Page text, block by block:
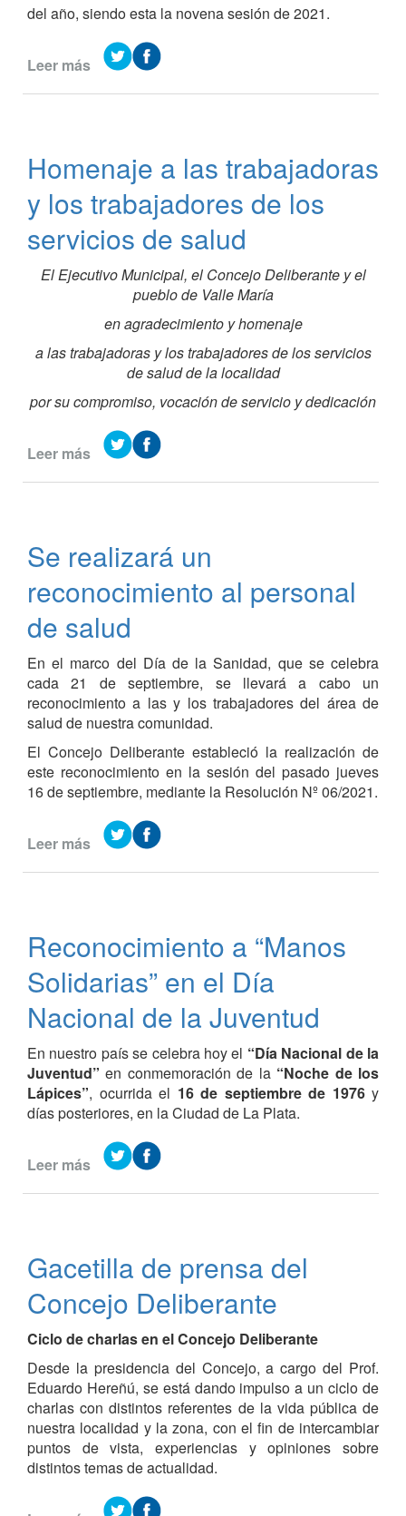
del año, siendo esta la novena sesión de 2021.
Leer más de
Concejo
Deliberante
-
Sesiones
de
septiembre
Homenaje a las trabajadoras
y los trabajadores de los
servicios de salud
El Ejecutivo Municipal, el Concejo Deliberante y el
pueblo de Valle María
en agradecimiento y homenaje
a las trabajadoras y los trabajadores de los servicios
de salud de la localidad
por su compromiso, vocación de servicio y dedicación
Leer más de
y
los
trabajadores
de
los
servicios
de
salud
Se realizará un
reconocimiento al personal
de salud
En el marco del Día de la Sanidad, que se celebra
cada 21 de septiembre, se llevará a cabo un
reconocimiento a las y los trabajadores del área de
salud de nuestra comunidad.
El Concejo Deliberante estableció la realización de
este reconocimiento en la sesión del pasado jueves
16 de septiembre, mediante la Resolución Nº 06/2021.
Leer más de
al
personal
de
Reconocimiento a “Manos
Solidarias” en el Día
Nacional de la Juventud
En nuestro país se celebra hoy el “Día Nacional de la
Juventud” en conmemoración de la “Noche de los
Lápices”, ocurrida el 16 de septiembre de 1976y
días posteriores, en la Ciudad de La Plata.
Leer más de
en
el
Día
Nacional
de
la
Juventud
Gacetilla de prensa del
Concejo Deliberante
Ciclo de charlas en el Concejo Deliberante
Desde la presidencia del Concejo, a cargo del Prof.
Eduardo Hereñú, se está dando impulso a un ciclo de
charlas con distintos referentes de la vida pública de
nuestra localidad y la zona, con el fin de intercambiar
puntos de vista, experiencias y opiniones sobre
distintos temas de actualidad.